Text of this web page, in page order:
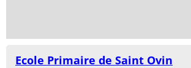
Ecole Primaire de Saint Ovin